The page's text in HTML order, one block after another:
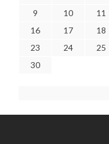
9
10 11
16
17 18
23
24 25
30